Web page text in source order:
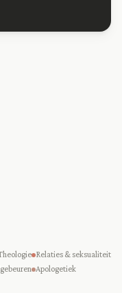
Relaties & seksualiteit
Apologetiek